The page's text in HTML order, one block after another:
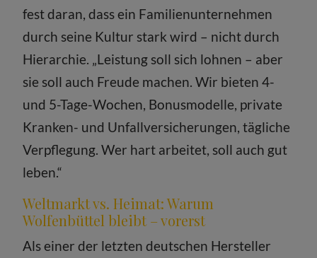
fest daran, dass ein Familienunternehmen
durch seine Kultur stark wird – nicht durch
Hierarchie. „Leistung soll sich lohnen – aber
sie soll auch Freude machen. Wir bieten 4-
und 5-Tage-Wochen, Bonusmodelle, private
Kranken- und Unfallversicherungen, tägliche
Verpflegung. Wer hart arbeitet, soll auch gut
leben.“
Weltmarkt vs. Heimat: Warum
Wolfenbüttel bleibt – vorerst
Als einer der letzten deutschen Hersteller